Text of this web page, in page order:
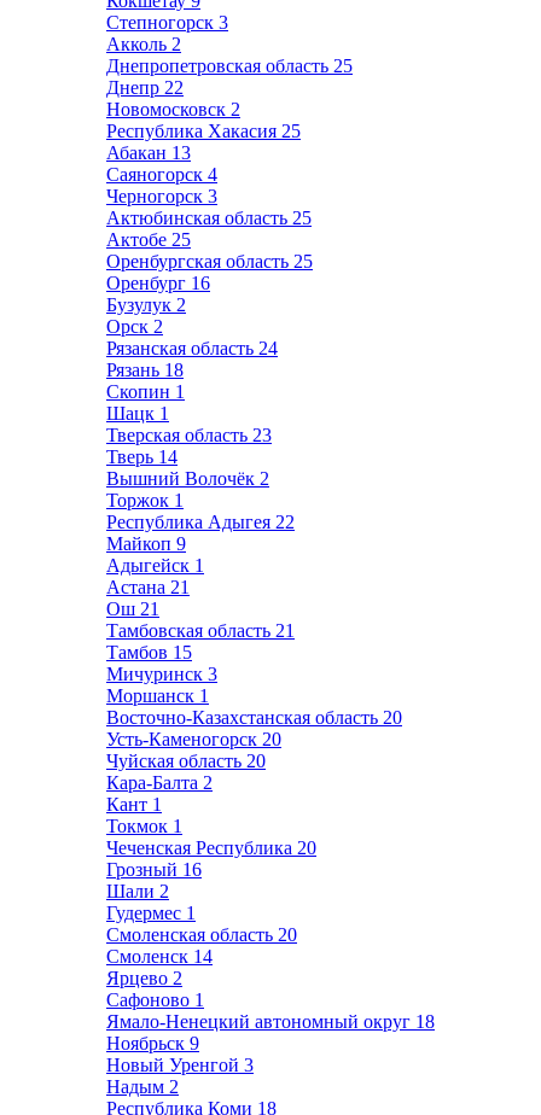
Степногорск 3
Акколь 2
Днепропетровская область 25
Днепр 22
Новомосковск 2
Республика Хакасия 25
Абакан 13
Саяногорск 4
Черногорск 3
Актюбинская область 25
Актобе 25
Оренбургская область 25
Оренбург 16
Бузулук 2
Орск 2
Рязанская область 24
Рязань 18
Скопин 1
Шацк 1
Тверская область 23
Тверь 14
Вышний Волочёк 2
Торжок 1
Республика Адыгея 22
Майкоп 9
Адыгейск 1
Астана 21
Ош 21
Тамбовская область 21
Тамбов 15
Мичуринск 3
Моршанск 1
Восточно-Казахстанская область 20
Усть-Каменогорск 20
Чуйская область 20
Кара-Балта 2
Кант 1
Токмок 1
Чеченская Республика 20
Грозный 16
Шали 2
Гудермес 1
Смоленская область 20
Смоленск 14
Ярцево 2
Сафоново 1
Ямало-Ненецкий автономный округ 18
Ноябрьск 9
Новый Уренгой 3
Надым 2
Республика Коми 18